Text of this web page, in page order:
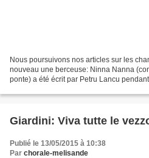
Nous poursuivons nos articles sur les
nouveau une berceuse: Ninna Nanna
ponte) a été écrit par Petru Lancu
Giardini: Viva tutte le
Publié le 13/05/2015 à 10:38
Par chorale-melisande